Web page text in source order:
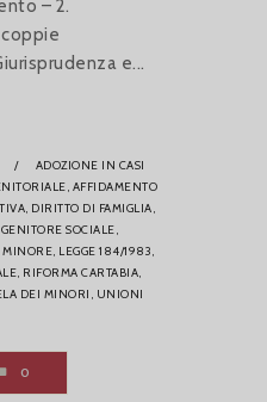
– 2.
e...
/
ADOZIONE IN CASI
AFFIDAMENTO
DIRITTO DI FAMIGLIA,
GENITORE SOCIALE,
MINORE, LEGGE 184/1983,
RIFORMA CARTABIA,
DEI MINORI, UNIONI
0